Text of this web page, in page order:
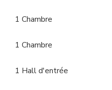
1 Chambre
1 Chambre
1 Hall d'entrée